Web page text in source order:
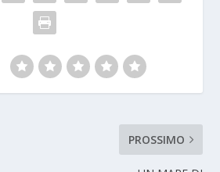
PROSSIMO